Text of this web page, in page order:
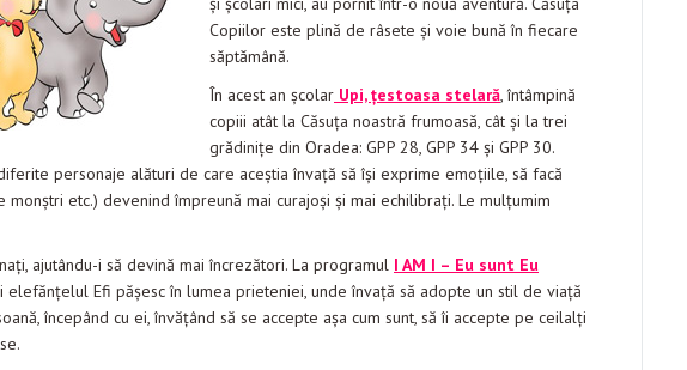
Copiilor este plină de râsete și voie bună în fiecare
săptămână.
În acest an școlar Upi, țestoasa stelară, întâmpină
copiii atât la Căsuța noastră frumoasă, cât și la trei
grădinițe din Oradea: GPP 28, GPP 34 și GPP 30.
personaje alături de care aceștia învață să își exprime emoțiile, să facă
etc.) devenind împreună mai curajoși și mai echilibrați. Le mulțumim
ajutându-i să devină mai încrezători. La programul I AM I – Eu sunt Eu
Efi pășesc în lumea prieteniei, unde învață să adopte un stil de viață
începând cu ei, învățând să se accepte așa cum sunt, să îi accepte pe ceilalți